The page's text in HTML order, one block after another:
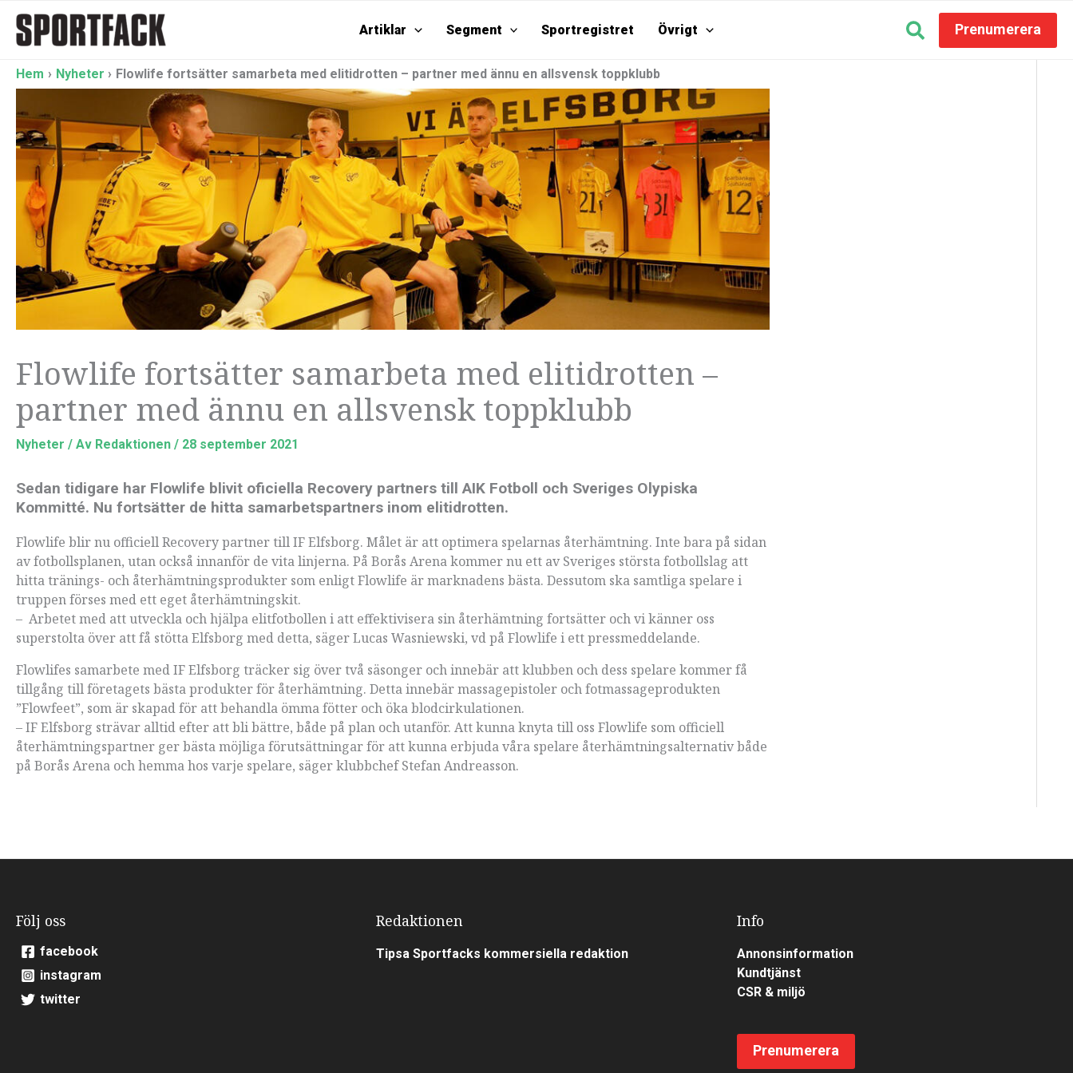
innehåll
Artiklar Segment Sportregistret Övrigt Prenumerera
Hem Nyheter Flowlife fortsätter samarbeta med elitidrotten – partner med ännu en allsvensk toppklubb
Flowlife fortsätter samarbeta med elitidrotten –
partner med ännu en allsvensk toppklubb
Nyheter / Av Redaktionen / 28 september 2021
Sedan tidigare har Flowlife blivit oficiella Recovery partners till AIK Fotboll och Sveriges Olypiska
Kommitté. Nu fortsätter de hitta samarbetspartners inom elitidrotten.
Flowlife blir nu officiell Recovery partner till IF Elfsborg. Målet är att optimera spelarnas återhämtning. Inte bara på sidan
av fotbollsplanen, utan också innanför de vita linjerna. På Borås Arena kommer nu ett av Sveriges största fotbollslag att
hitta tränings- och återhämtningsprodukter som enligt Flowlife är marknadens bästa. Dessutom ska samtliga spelare i
truppen förses med ett eget återhämtningskit.
– Arbetet med att utveckla och hjälpa elitfotbollen i att effektivisera sin återhämtning fortsätter och vi känner oss
superstolta över att få stötta Elfsborg med detta, säger Lucas Wasniewski, vd på Flowlife i ett pressmeddelande.
Flowlifes samarbete med IF Elfsborg träcker sig över två säsonger och innebär att klubben och dess spelare kommer få
tillgång till företagets bästa produkter för återhämtning. Detta innebär massagepistoler och fotmassageprodukten
”Flowfeet”, som är skapad för att behandla ömma fötter och öka blodcirkulationen.
– IF Elfsborg strävar alltid efter att bli bättre, både på plan och utanför. Att kunna knyta till oss Flowlife som officiell
återhämtningspartner ger bästa möjliga förutsättningar för att kunna erbjuda våra spelare återhämtningsalternativ både
på Borås Arena och hemma hos varje spelare, säger klubbchef Stefan Andreasson.
Följ oss
facebook
instagram
twitter
Redaktionen
Tipsa Sportfacks kommersiella redaktion
Info
Annonsinformation
Kundtjänst
CSR & miljö
Prenumerera